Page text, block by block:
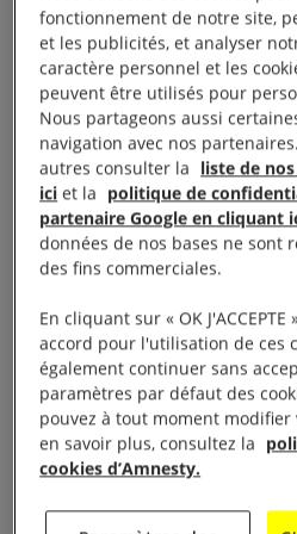
israéliennes à bafouer le
contredisent les autorités
que leurs forces prennent
pour réduire au minimum
aux civils», a déclaré Erika
directrice des recherches,
politiques et des campagnes
International.
À lire aussi :
Risque de
savoir sur la décision de la Cour
Alors que la Cour
26 janvier 2024 un arrêt
affirmant que lerisque de
fonctionnement de notre site,
et les publicités, et analyser
caractère personnel et les
peuvent être utilisés pour
Nous partageons aussi
navigation avec nos
autres consulter la liste de
ici et la politique de
partenaire Google en cliquant
données de nos bases ne sont
des fins commerciales.
En cliquant sur « OK
accord pour l'utilisation de ces
également continuer sans
paramètres par défaut des
pouvez à tout moment modifier
en savoir plus, consultez la
cookies d’Amnesty.